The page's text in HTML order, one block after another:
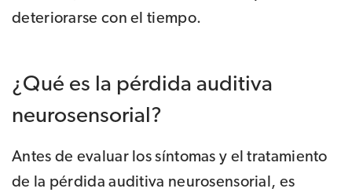
deteriorarse con el tiempo.
¿Qué es la pérdida auditiva
neurosensorial?
Antes de evaluar los síntomas y el tratamiento
de la pérdida auditiva neurosensorial, es